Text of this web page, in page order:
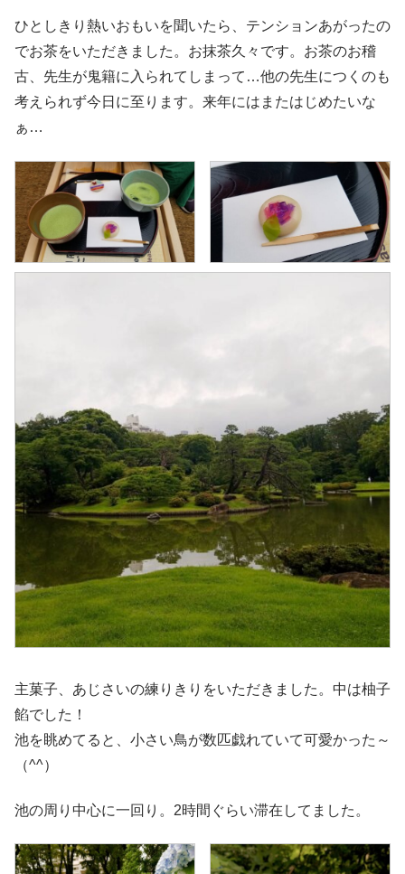
ひとしきり熱いおもいを聞いたら、テンションあがったの
でお茶をいただきました。お抹茶久々です。お茶のお稽
古、先生が鬼籍に入られてしまって…他の先生につくのも
考えられず今日に至ります。来年にはまたはじめたいな
ぁ…
主菓子、あじさいの練りきりをいただきました。中は柚子
餡でした！
池を眺めてると、小さい鳥が数匹戯れていて可愛かった～
（^^）
池の周り中心に一回り。2時間ぐらい滞在してました。